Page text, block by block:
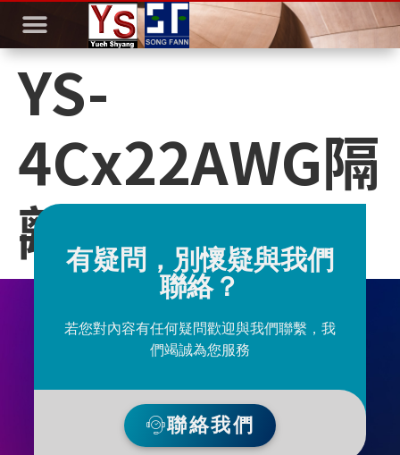
YS-
4Cx22AWG隔
離線
有疑問，別懷疑與我們
聯絡？
若您對內容有任何疑問歡迎與我們聯繫，我
們竭誠為您服務
聯絡我們